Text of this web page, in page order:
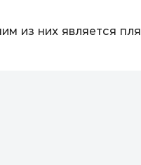
из них является